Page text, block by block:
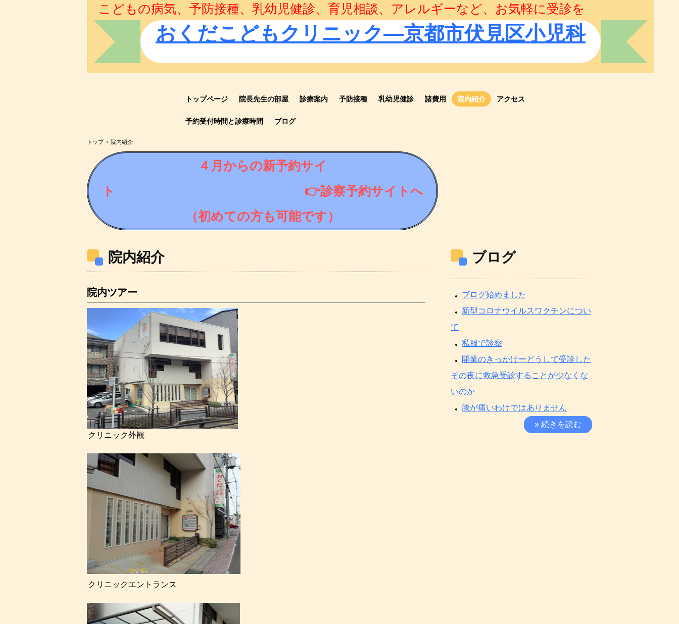
おくだこどもクリニック―京都市伏見区小児科
こどもの病気、予防接種、乳幼児健診、育児相談、アレルギーなど、お気軽に受診を
トップページ 院長先生の部屋 診療案内 予防接種 乳幼児健診 諸費用 院内紹介 アクセス
予約受付時間と診療時間 ブログ
トップ › 院内紹介
４月からの新予約サイ
ト 👉診察予約サイトへ
（初めての方も可能です）
院内紹介
院内ツアー
クリニック外観
クリニックエントランス
ブログ
ブログ始めました
新型コロナウイルスワクチンについ
て
私服で診察
開業のきっかけーどうして受診した
その夜に救急受診することが少なくな
いのか
膝が痛いわけではありません
» 続きを読む